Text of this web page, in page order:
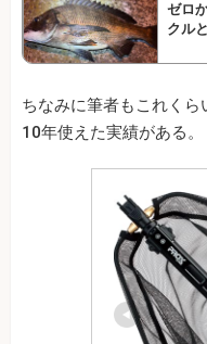
ゼロ
クル
ちなみに筆者もこれくら
10年使えた実績がある。